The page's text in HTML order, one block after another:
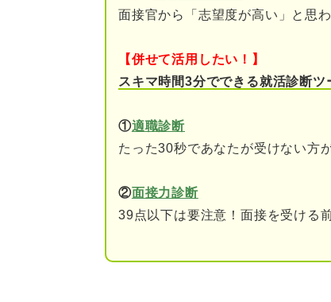
長所「ポジティブ」のNG
自己評価が甘く失敗
面接官から「志望度が高い」と思
【併せて活用したい！】
スキマ時間3分でできる就活診断ツ
①適職診断
たった30秒であなたが受けない方
②面接力診断
39点以下は要注意！面接を受ける